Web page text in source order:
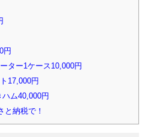
円
ター1ケース10,000円
17,000円
ム40,000円
と納税で！